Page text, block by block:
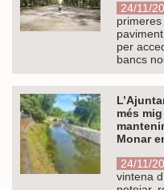
24/11/
per
bancs
més
Monar
24/11/
vintena